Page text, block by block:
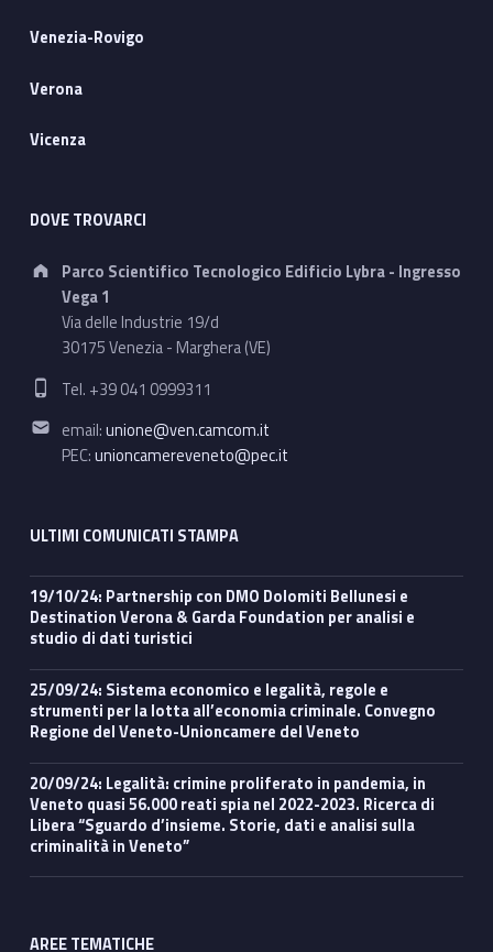
Venezia-Rovigo
Verona
Vicenza
DOVE TROVARCI
Address:
Parco Scientifico Tecnologico Edificio Lybra - Ingresso
Vega 1
Via delle Industrie 19/d
30175 Venezia - Marghera (VE)
Phone number:
Tel. +39 041 0999311
Email address:
email:unione@ven.camcom.it
PEC:unioncamereveneto@pec.it
ULTIMI COMUNICATI STAMPA
19/10/24: Partnership con DMO Dolomiti Bellunesi e
Destination Verona & Garda Foundation per analisi e
studio di dati turistici
25/09/24: Sistema economico e legalità, regole e
strumenti per la lotta all’economia criminale. Convegno
Regione del Veneto-Unioncamere del Veneto
20/09/24: Legalità: crimine proliferato in pandemia, in
Veneto quasi 56.000 reati spia nel 2022-2023. Ricerca di
Libera “Sguardo d’insieme. Storie, dati e analisi sulla
criminalità in Veneto”
AREE TEMATICHE